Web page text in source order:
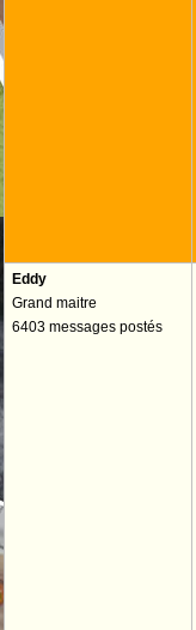
Eddy
Grand maitre
6403 messages postés